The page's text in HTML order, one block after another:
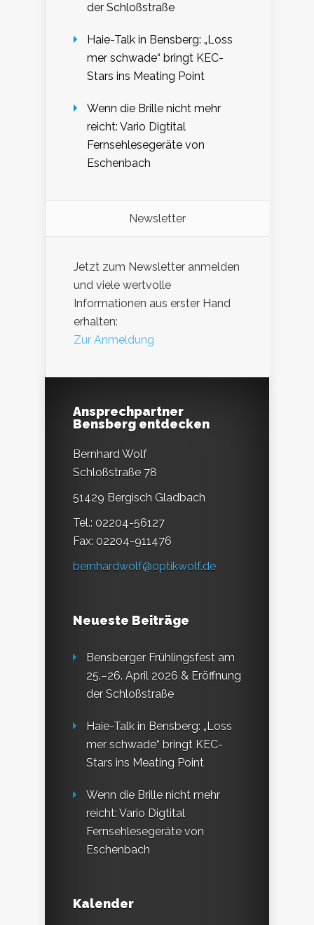
der Schloßstraße
Haie-Talk in Bensberg: „Loss
mer schwade“ bringt KEC-
Stars ins Meating Point
Wenn die Brille nicht mehr
reicht: Vario Digtital
Fernsehlesegeräte von
Eschenbach
Newsletter
Jetzt zum Newsletter anmelden
und viele wertvolle
Informationen aus erster Hand
erhalten:
Zur Anmeldung
Ansprechpartner
Bensberg entdecken
Bernhard Wolf
Schloßstraße 78
51429 Bergisch Gladbach
Tel.: 02204-56127
Fax: 02204-911476
bernhardwolf@optikwolf.de
Neueste Beiträge
Bensberger Frühlingsfest am
25.–26. April 2026 & Eröffnung
der Schloßstraße
Haie-Talk in Bensberg: „Loss
mer schwade“ bringt KEC-
Stars ins Meating Point
Wenn die Brille nicht mehr
reicht: Vario Digtital
Fernsehlesegeräte von
Eschenbach
Kalender